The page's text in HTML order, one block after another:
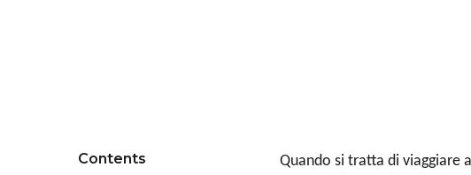
Contents
Quando si tratta di viaggiare